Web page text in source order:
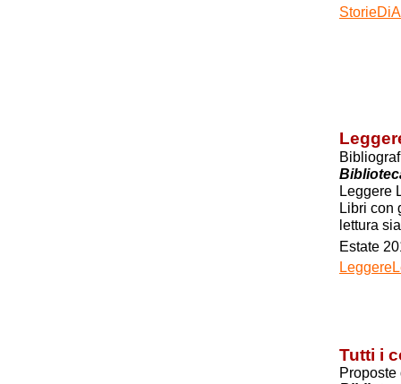
Leggere
Libri con
lettura
Estate
Tutti i